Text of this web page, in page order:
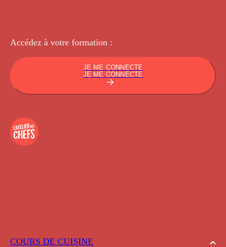
COURS DE CUISINE
Accédez à votre formation :
JE ME CONNECTE
JE ME CONNECTE